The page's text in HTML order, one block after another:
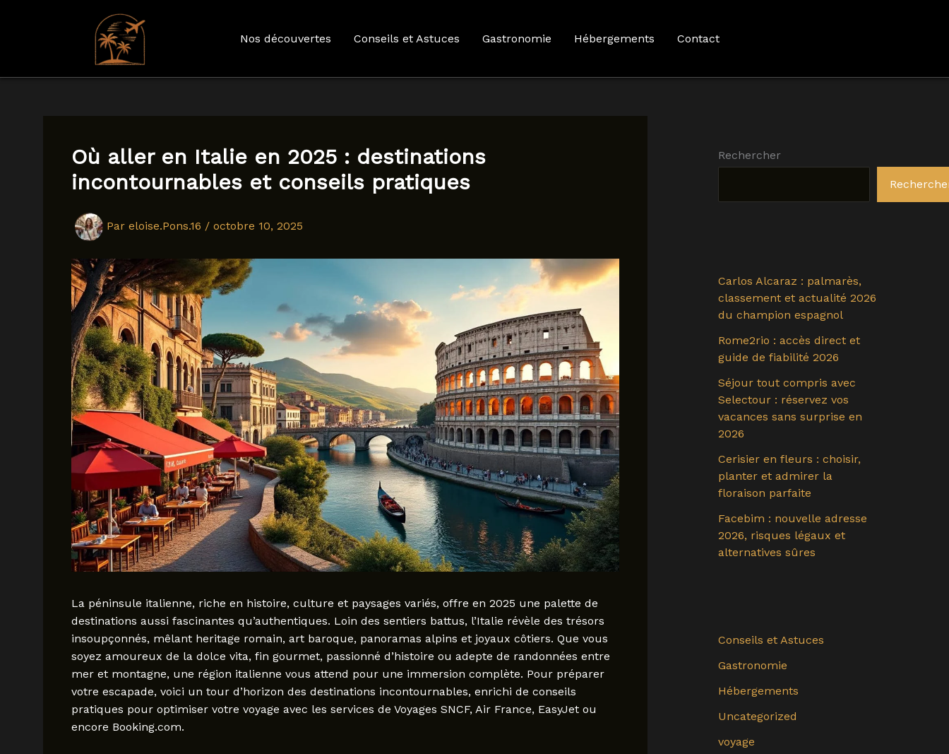
Aller
Nos découvertes Conseils et Astuces Gastronomie Hébergements Contact
Où aller en Italie en 2025 : destinations
incontournables et conseils pratiques
Par eloise.Pons.16 / octobre 10, 2025
La péninsule italienne, riche en histoire, culture et paysages variés, offre en 2025 une palette de
destinations aussi fascinantes qu’authentiques. Loin des sentiers battus, l’Italie révèle des trésors
insoupçonnés, mêlant heritage romain, art baroque, panoramas alpins et joyaux côtiers. Que vous
soyez amoureux de la dolce vita, fin gourmet, passionné d’histoire ou adepte de randonnées entre
mer et montagne, une région italienne vous attend pour une immersion complète. Pour préparer
votre escapade, voici un tour d’horizon des destinations incontournables, enrichi de conseils
pratiques pour optimiser votre voyage avec les services de Voyages SNCF, Air France, EasyJet ou
encore Booking.com.
Rechercher
Carlos Alcaraz : palmarès,
classement et actualité 2026
du champion espagnol
Rome2rio : accès direct et
guide de fiabilité 2026
Séjour tout compris avec
Selectour : réservez vos
vacances sans surprise en
2026
Cerisier en fleurs : choisir,
planter et admirer la
floraison parfaite
Facebim : nouvelle adresse
2026, risques légaux et
alternatives sûres
Conseils et Astuces
Gastronomie
Hébergements
Uncategorized
voyage